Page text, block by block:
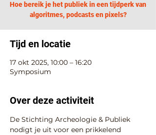
Hoe bereik je het publiek in een tijdperk van
algoritmes, podcasts en pixels?
Tijd en locatie
17 okt 2025, 10:00 – 16:20
Symposium
Over deze activiteit
De Stichting Archeologie & Publiek
nodigt je uit voor een prikkelend